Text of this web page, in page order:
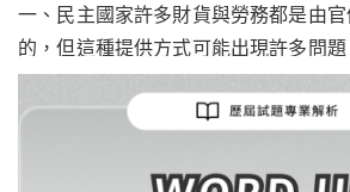
一、民主國家許多財貨與勞務都是由
的，但這種提供方式可能出現許多問